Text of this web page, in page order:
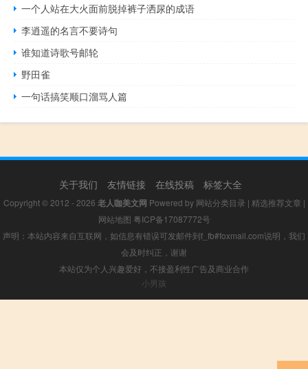
一个人站在大火面前脱掉裤子洒尿的成语
李逍遥的名言不要诗句
谁知道诗歌号邮轮
野田雀
一句话搞笑顺口溜骂人篇
关于我们 友情链接 在线投稿 标签大全
Copyright © 2012 - 2026 老人咖美文网 Powered by 网站分类目录 | 精选推荐文章 |
网站地图 粤ICP备17087772号
声明：本站内容来自互联网，如信息有错误可发邮件到f_fb#foxmail.com说明，我们
会及时纠正，谢谢
本站仅为个人兴趣爱好，不接盈利性广告及商业合作
小男孩